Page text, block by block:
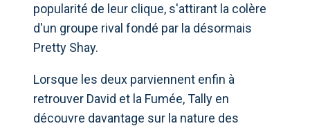
popularité de leur clique, s'attirant la colère
d'un groupe rival fondé par la désormais
Pretty Shay.
Lorsque les deux parviennent enfin à
retrouver David et la Fumée, Tally en
découvre davantage sur la nature des